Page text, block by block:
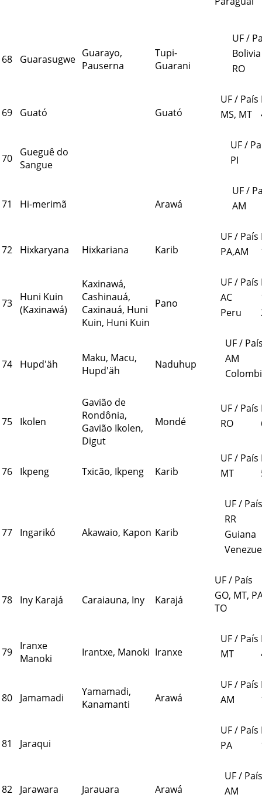
68 Guarasugwe Guarayo,
Pauserna
Tupi-
Guarani
UF /
Bolivia
RO
69 Guató Guató
UF / País
MS, MT
70
Gueguê do
Sangue
UF /
PI
71 Hi-merimã Arawá
UF /
AM
72 Hixkaryana Hixkariana Karib
UF / País
PA,AM
73
Huni Kuin
(Kaxinawá)
Kaxinawá,
Cashinauá,
Caxinauá, Huni
Kuin, Huni Kuin
Pano
UF / País
AC
Peru
74 Hupd'äh
Maku, Macu,
Hupd'äh
Naduhup
UF /
AM
75 Ikolen
Gavião de
Rondônia,
Gavião Ikolen,
Digut
Mondé
UF / País
RO
76 Ikpeng Txicão, Ikpeng Karib
UF / País
MT
77 Ingarikó Akawaio, Kapon Karib
UF / País
RR
Guiana
78 Iny Karajá Caraiauna, Iny Karajá
UF / País
GO, MT,
TO
79
Iranxe
Manoki
Irantxe, Manoki Iranxe
UF / País
MT
80 Jamamadi
Yamamadi,
Kanamanti
Arawá
UF / País
AM
81 Jaraqui
UF / País
PA
82 Jarawara Jarauara Arawá
UF / País
AM